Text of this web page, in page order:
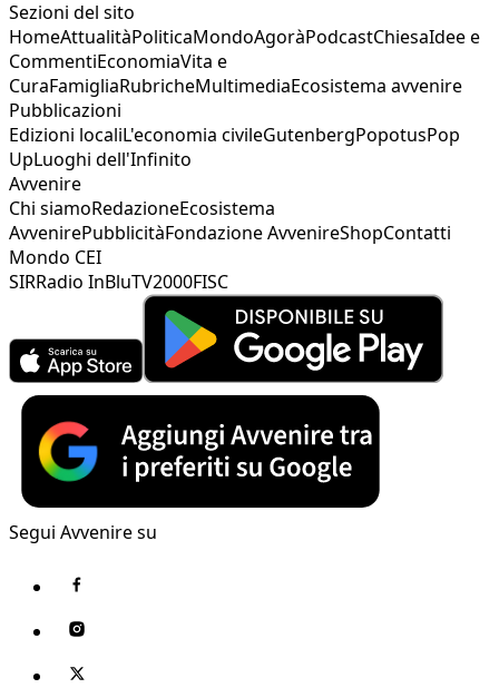
Sezioni del sito
HomeAttualitàPoliticaMondoAgoràPodcastChiesaIdee e
CommentiEconomiaVita e
CuraFamigliaRubricheMultimediaEcosistema avvenire
Pubblicazioni
Edizioni localiL'economia civileGutenbergPopotusPop
UpLuoghi dell'Infinito
Avvenire
Chi siamoRedazioneEcosistema
AvvenirePubblicitàFondazione AvvenireShopContatti
Mondo CEI
SIRRadio InBluTV2000FISC
Segui Avvenire su